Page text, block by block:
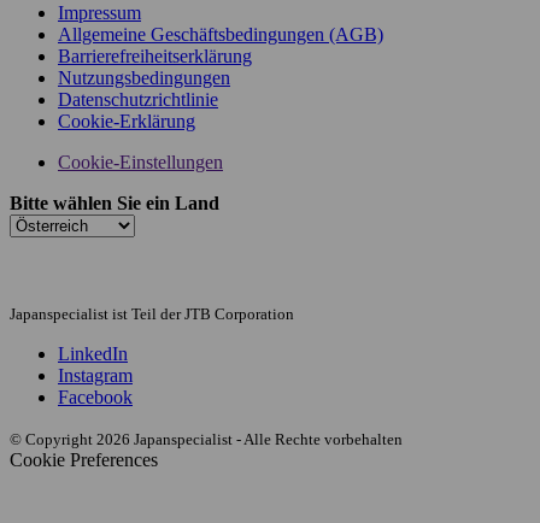
Impressum
Allgemeine Geschäftsbedingungen (AGB)
Barrierefreiheitserklärung
Nutzungsbedingungen
Datenschutzrichtlinie
Cookie-Erklärung
Cookie-Einstellungen
Bitte wählen Sie ein Land
Japanspecialist ist Teil der JTB Corporation
LinkedIn
Instagram
Facebook
© Copyright 2026 Japanspecialist - Alle Rechte vorbehalten
Cookie Preferences